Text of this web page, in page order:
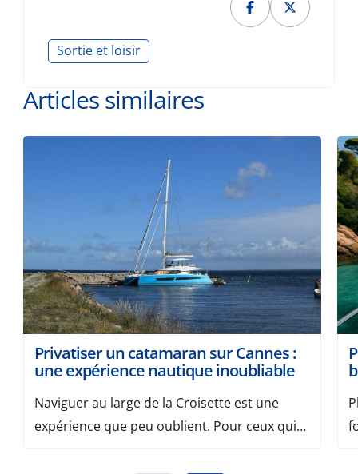
Sortie et loisir
Articles similaires
Privatiser un catamaran sur Cannes :
une expérience nautique inoubliable
Naviguer au large de la Croisette est une
expérience que peu oublient. Pour ceux qui